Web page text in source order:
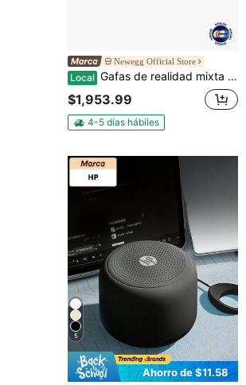
Newegg Official Store
Local Gafas de realidad mixta Samsung Galaxy XR para PC - Campo de visión de 109 grados - Óptico - Micro OLED - Bluetooth/Wi-Fi - Batería recargable - Sombra plateada - -I610NZSAXAR
$1,953.99
4-5 días hábiles
5
Ahorro de $11.58